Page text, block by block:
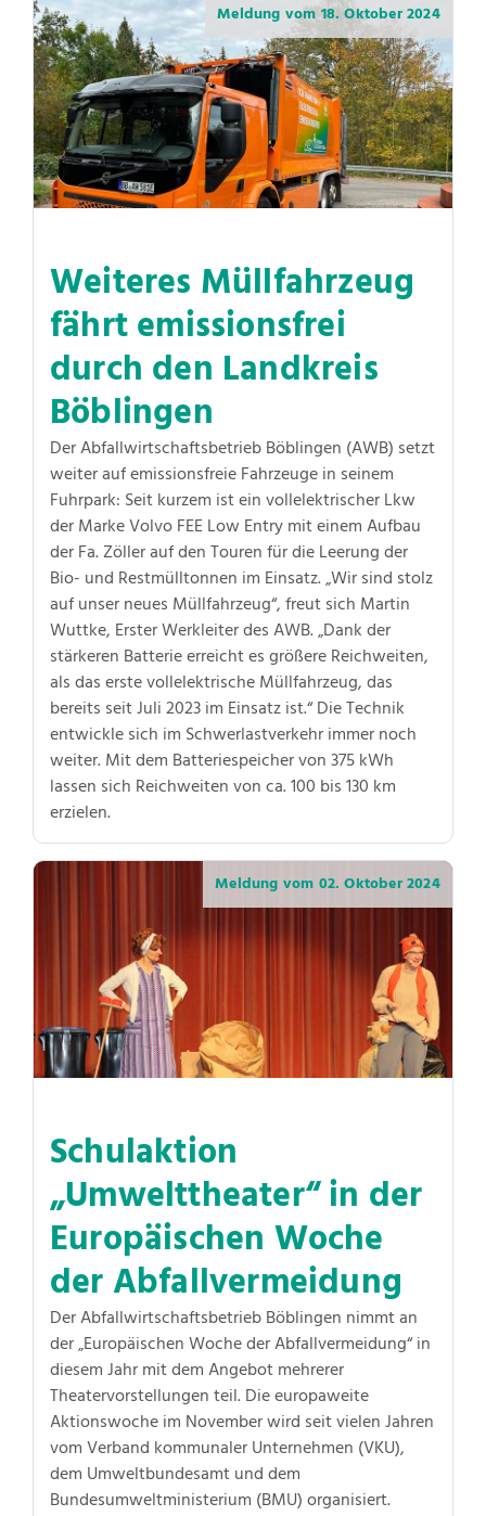
Meldung vom 18. Oktober 2024
Weiteres Müllfahrzeug
fährt emissionsfrei
durch den Landkreis
Böblingen
Der Abfallwirtschaftsbetrieb Böblingen (AWB) setzt
weiter auf emissionsfreie Fahrzeuge in seinem
Fuhrpark: Seit kurzem ist ein vollelektrischer Lkw
der Marke Volvo FEE Low Entry mit einem Aufbau
der Fa. Zöller auf den Touren für die Leerung der
Bio- und Restmülltonnen im Einsatz. „Wir sind stolz
auf unser neues Müllfahrzeug“, freut sich Martin
Wuttke, Erster Werkleiter des AWB. „Dank der
stärkeren Batterie erreicht es größere Reichweiten,
als das erste vollelektrische Müllfahrzeug, das
bereits seit Juli 2023 im Einsatz ist.“ Die Technik
entwickle sich im Schwerlastverkehr immer noch
weiter. Mit dem Batteriespeicher von 375 kWh
lassen sich Reichweiten von ca. 100 bis 130 km
erzielen.
Meldung vom 02. Oktober 2024
Schulaktion
„Umwelttheater“ in der
Europäischen Woche
der Abfallvermeidung
Der Abfallwirtschaftsbetrieb Böblingen nimmt an
der „Europäischen Woche der Abfallvermeidung“ in
diesem Jahr mit dem Angebot mehrerer
Theatervorstellungen teil. Die europaweite
Aktionswoche im November wird seit vielen Jahren
vom Verband kommunaler Unternehmen (VKU),
dem Umweltbundesamt und dem
Bundesumweltministerium (BMU) organisiert.